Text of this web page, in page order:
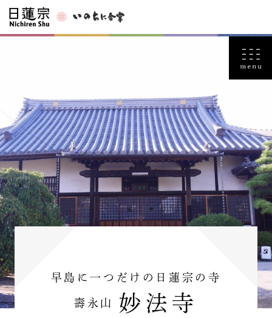
早島に一つだけの日蓮宗の寺
壽永山 妙法寺